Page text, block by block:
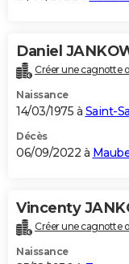
Daniel
Créer une cagnotte
Naissance
14/03/1975 à Saint-
Décès
06/09/2022 à
Vincenty
Créer une cagnotte
Naissance